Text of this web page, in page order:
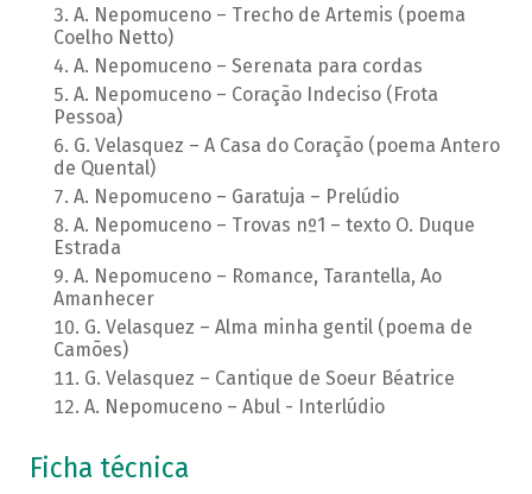
A. Nepomuceno – Trecho de Artemis (poema
Coelho Netto)
A. Nepomuceno – Serenata para cordas
A. Nepomuceno – Coração Indeciso (Frota
Pessoa)
G. Velasquez – A Casa do Coração (poema Antero
de Quental)
A. Nepomuceno – Garatuja – Prelúdio
A. Nepomuceno – Trovas nº1 – texto O. Duque
Estrada
A. Nepomuceno – Romance, Tarantella, Ao
Amanhecer
G. Velasquez – Alma minha gentil (poema de
Camões)
G. Velasquez – Cantique de Soeur Béatrice
A. Nepomuceno – Abul - Interlúdio
Ficha técnica